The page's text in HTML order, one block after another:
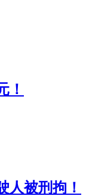
！
人被刑拘！